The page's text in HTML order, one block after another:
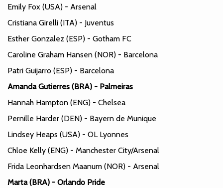
Emily Fox (USA) - Arsenal
Cristiana Girelli (ITA) - Juventus
Esther Gonzalez (ESP) - Gotham FC
Caroline Graham Hansen (NOR) - Barcelona
Patri Guijarro (ESP) - Barcelona
Amanda Gutierres (BRA) - Palmeiras
Hannah Hampton (ENG) - Chelsea
Pernille Harder (DEN) - Bayern de Munique
Lindsey Heaps (USA) - OL Lyonnes
Chloe Kelly (ENG) - Manchester City/Arsenal
Frida Leonhardsen Maanum (NOR) - Arsenal
Marta (BRA) - Orlando Pride